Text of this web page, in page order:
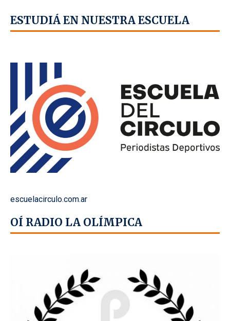
ESTUDIÁ EN NUESTRA ESCUELA
escuelacirculo.com.ar
OÍ RADIO LA OLÍMPICA